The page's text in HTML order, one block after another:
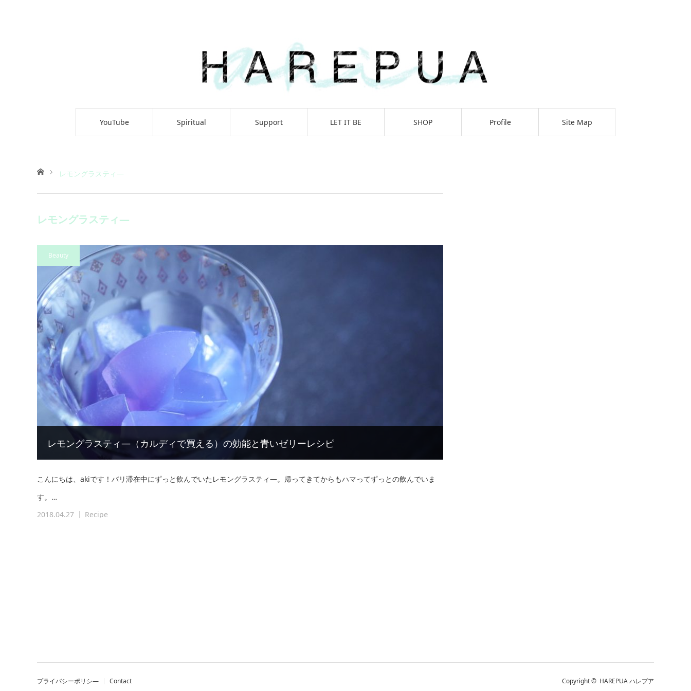
YouTube Spiritual Support LET IT BE SHOP Profile Site Map
ホームレモングラスティ―
レモングラスティ―
Beauty
レモングラスティ―（カルディで買える）の効能と青いゼリーレシピ
こんにちは、akiです！バリ滞在中にずっと飲んでいたレモングラスティ―。帰ってきてからもハマってずっとの飲んでいま
す。…
2018.04.27
Recipe
プライバシーポリシ― Contact Copyright © HAREPUA ハレプア